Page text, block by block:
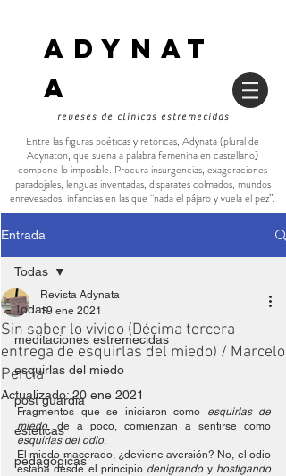
ADYNAT
a
reveses de clínicas estremecidas
Entre las figuras poéticas y retóricas, Adynata (plural de
Adynaton, que suena a palabra femenina en castellano)
compone lo imposible. Procura insurgencias, exageraciones
paradojales, lenguas inventadas, disparates colmados, mundos
enrevesados, infancias en las que “nada el pájaro y vuela el pez”.
Entrada
Todas
meditaciones estremecidas
esquirlas del miedo
post guardia
esteticas
pedagógicas
Todas
Sin saber lo vivido (Décima tercera
entrega de esquirlas del miedo) / Marcelo
Percia
Revista Adynata
19 ene 2021
Actualizado: 20 ene 2021
Fragmentos que se iniciaron como
esquirlas de
miedo
esquirlas del odio.
El miedo macerado, ¿deviene aversión? No, el odio
estaba desde el principio denigrando y hostigando